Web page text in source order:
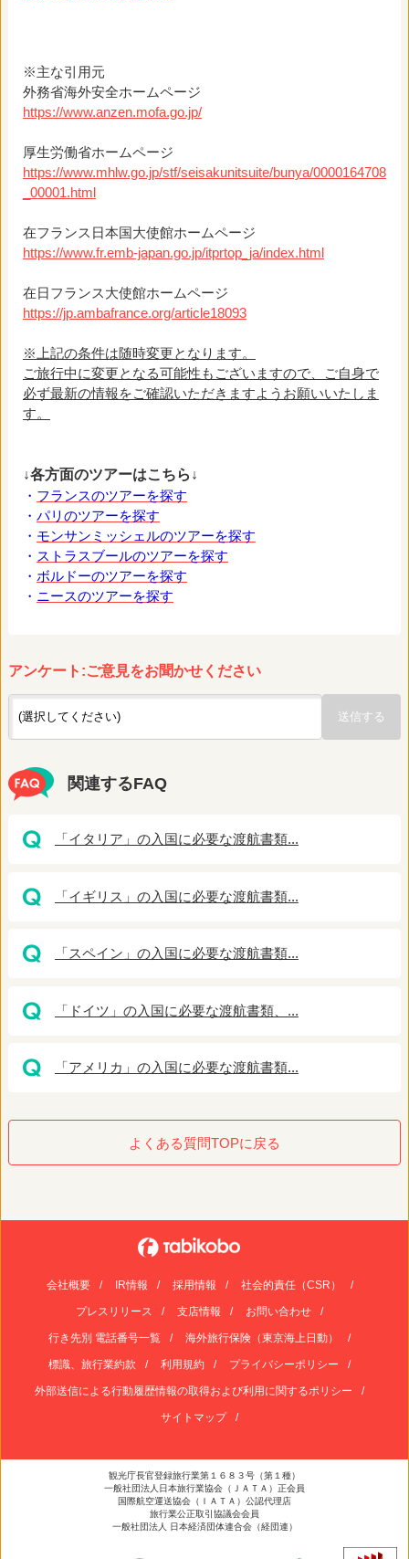
※主な引用元
外務省海外安全ホームページ
https://www.anzen.mofa.go.jp/
厚生労働省ホームページ
https://www.mhlw.go.jp/stf/seisakunitsuite/bunya/0000164708
_00001.html
在フランス日本国大使館ホームページ
https://www.fr.emb-japan.go.jp/itprtop_ja/index.html
在日フランス大使館ホームページ
https://jp.ambafrance.org/article18093
※上記の条件は随時変更となります。
ご旅行中に変更となる可能性もございますので、ご自身で
必ず最新の情報をご確認いただきますようお願いいたしま
す。
↓各方面のツアーはこちら↓
・ フランスのツアーを探す
・ パリのツアーを探す
・ モンサンミッシェルのツアーを探す
・ ストラスブールのツアーを探す
・ ボルドーのツアーを探す
・ ニースのツアーを探す
アンケート:ご意見をお聞かせください
関連するFAQ
「イタリア」の入国に必要な渡航書類...
「イギリス」の入国に必要な渡航書類...
「スペイン」の入国に必要な渡航書類...
「ドイツ」の入国に必要な渡航書類、...
「アメリカ」の入国に必要な渡航書類...
よくある質問TOPに戻る
会社概要 IR情報 採用情報 社会的責任（CSR）
プレスリリース 支店情報 お問い合わせ
行き先別 電話番号一覧 海外旅行保険（東京海上日動）
標識、旅行業約款 利用規約 プライバシーポリシー
外部送信による行動履歴情報の取得および利用に関するポリシー
サイトマップ
観光庁長官登録旅行業第１６８３号（第１種）
一般社団法人日本旅行業協会（ＪＡＴＡ）正会員
国際航空運送協会（ＩＡＴＡ）公認代理店
旅行業公正取引協議会会員
一般社団法人 日本経済団体連合会（経団連）